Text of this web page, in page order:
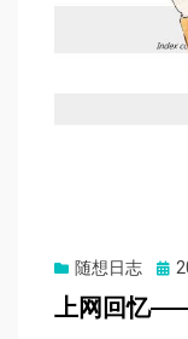
随想日志
上网回忆